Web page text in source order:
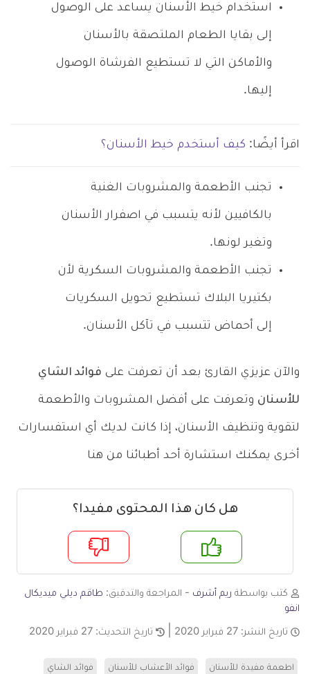
استخدام خيط الأسنان يساعد على الوصول
إلى بقايا الطعام الملتصقة بالأسنان
والأماكن التي لا تستطيع الفرشاة الوصول
إليها.
اقرأ أيضًا: كيف أستخدم خيط الأسنان؟
تجنب الأطعمة والمشروبات الغنية
بالكافيين لأنه يتسبب في اصفرار الأسنان
وتغير لونها.
تجنب الأطعمة والمشروبات السكرية لأن
بكتيريا البلاك تستطيع تحويل السكريات
إلى أحماض تتسبب في تآكل الأسنان.
والآن عزيزي القارئ بعد أن تعرفت على فوائد الشاي
للأسنان وتعرفت على أفضل المشروبات والأطعمة
لتقوية وتنظيف الأسنان، إذا كانت لديك أي استفسارات
أخرى يمكنك استشارة أحد أطبائنا من هنا
هل كان هذا المحتوى مفيدا؟
لا
كتب بواسطة ريم أشرف - المراجعة والتدقيق: طاقم ديلي ميديكال
انفو
تاريخ النشر: 27 فبراير 2020 تاريخ التحديث: 27 فبراير 2020
اطعمة مفيدة للأسنان فوائد الأعشاب للأسنان فوائد الشاي